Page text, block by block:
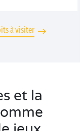
à visiter
et la